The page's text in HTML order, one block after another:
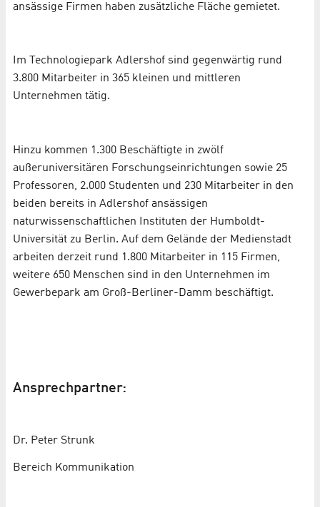
ansässige Firmen haben zusätzliche Fläche gemietet.
Im Technologiepark Adlershof sind gegenwärtig rund
3.800 Mitarbeiter in 365 kleinen und mittleren
Unternehmen tätig.
Hinzu kommen 1.300 Beschäftigte in zwölf
außeruniversitären Forschungseinrichtungen sowie 25
Professoren, 2.000 Studenten und 230 Mitarbeiter in den
beiden bereits in Adlershof ansässigen
naturwissenschaftlichen Instituten der Humboldt-
Universität zu Berlin. Auf dem Gelände der Medienstadt
arbeiten derzeit rund 1.800 Mitarbeiter in 115 Firmen,
weitere 650 Menschen sind in den Unternehmen im
Gewerbepark am Groß-Berliner-Damm beschäftigt.
Ansprechpartner:
Dr. Peter Strunk
Bereich Kommunikation